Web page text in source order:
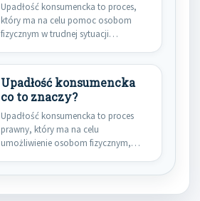
Upadłość konsumencka to proces,
który ma na celu pomoc osobom
fizycznym w trudnej sytuacji
Upadłość konsumencka
co to znaczy?
Upadłość konsumencka to proces
prawny, który ma na celu
umożliwienie osobom fizycznym,